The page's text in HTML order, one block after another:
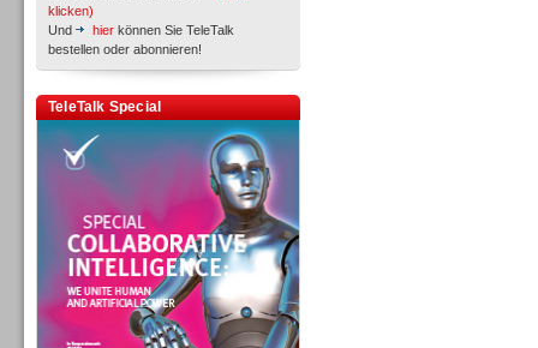
klicken)
Und
hier können Sie TeleTalk
bestellen oder abonnieren!
TeleTalk Special
Personal